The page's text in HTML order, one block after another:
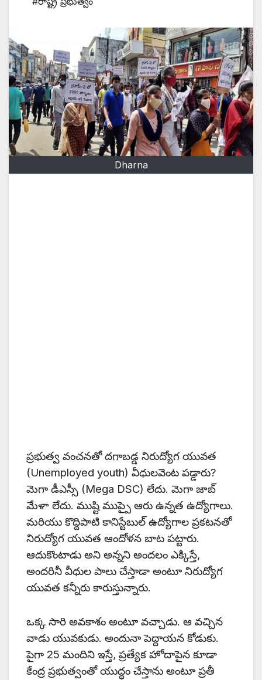
Dharna
ప్రభుత్వ వంచనతో దగాబడ్డ నిరుద్యోగ యువత
(Unemployed youth) వీధులవెంట పడ్డారు?
మెగా డీఎస్సీ (Mega DSC) లేదు. మెగా జాబ్
మేళా లేదు. ముష్టి ముప్పై ఆరు ఉన్నత ఉద్యోగాలు.
మరియు కొద్దిపాటి కానిస్టేబుల్ ఉద్యోగాల ప్రకటనతో
నిరుద్యోగ యువత ఆందోళన బాట పట్టారు.
ఆదుకొంటాడు అని అన్నని అందలం ఎక్కిస్తే,
అందరినీ వీధుల పాలు చేస్తాడా అంటూ నిరుద్యోగ
యువత కన్నీరు కారుస్తున్నారు.
ఒక్క సారి అవకాశం అంటూ వచ్చాడు. ఆ వచ్చిన
వాడు యువకుడు. అందునా పెద్దాయన కోడుకు.
పైగా 25 మందిని ఇస్తే, ప్రత్యేక హోదాపైన కూడా
కేంద్ర ప్రభుత్వంతో యుద్ధం చేస్తాను అంటూ ప్రతీ